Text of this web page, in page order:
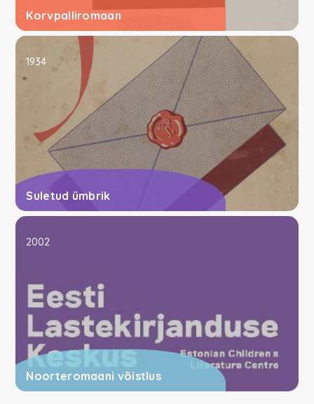
Korvpalliromaan
Suletud ümbrik
1934
Noorteromaani võistlus
2002